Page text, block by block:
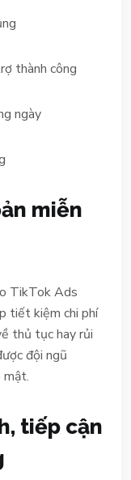
thành công
ngày
miễn
TikTok Ads
tiết kiệm chi phí
thủ tục hay rủi
đội ngũ
mật.
tiếp cận